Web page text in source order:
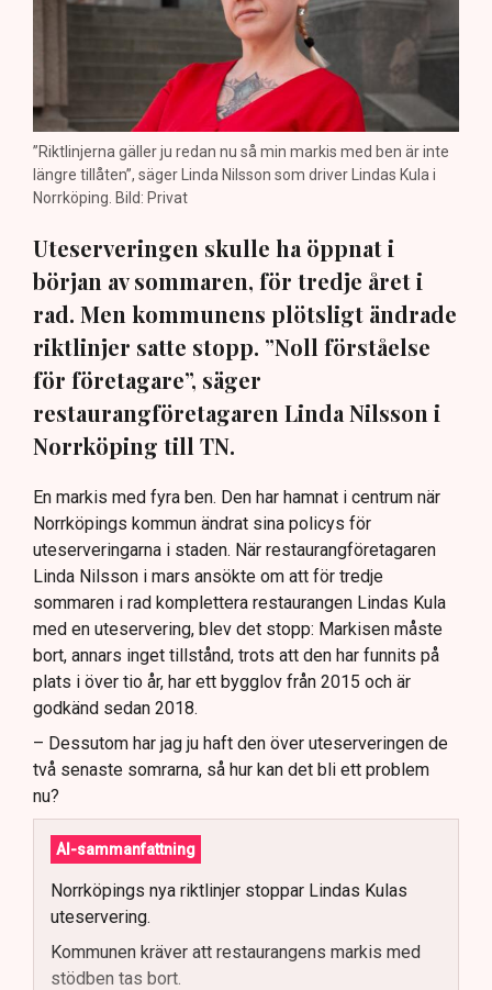
”Riktlinjerna gäller ju redan nu så min markis med ben är inte
längre tillåten”, säger Linda Nilsson som driver Lindas Kula i
Norrköping. Bild: Privat
Uteserveringen skulle ha öppnat i
början av sommaren, för tredje året i
rad. Men kommunens plötsligt ändrade
riktlinjer satte stopp. ”Noll förståelse
för företagare”, säger
restaurangföretagaren Linda Nilsson i
Norrköping till TN.
En markis med fyra ben. Den har hamnat i centrum när
Norrköpings kommun ändrat sina policys för
uteserveringarna i staden. När restaurangföretagaren
Linda Nilsson i mars ansökte om att för tredje
sommaren i rad komplettera restaurangen Lindas Kula
med en uteservering, blev det stopp: Markisen måste
bort, annars inget tillstånd, trots att den har funnits på
plats i över tio år, har ett bygglov från 2015 och är
godkänd sedan 2018.
– Dessutom har jag ju haft den över uteserveringen de
två senaste somrarna, så hur kan det bli ett problem
nu?
AI-sammanfattning
Norrköpings nya riktlinjer stoppar Lindas Kulas
uteservering.
Kommunen kräver att restaurangens markis med
stödben tas bort.